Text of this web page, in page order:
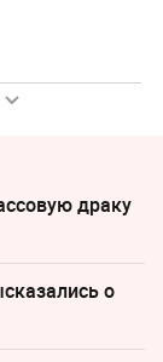
драку
о